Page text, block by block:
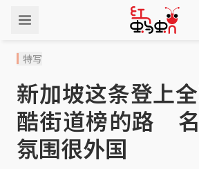
特写
新加坡这条登上
酷街道榜的路
氛围很外国